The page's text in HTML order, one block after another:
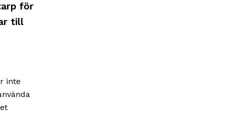
för
till
inte